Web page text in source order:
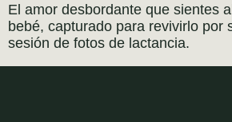
El amor desbordante que sientes
bebé, capturado para revivirlo por
sesión de fotos de lactancia.